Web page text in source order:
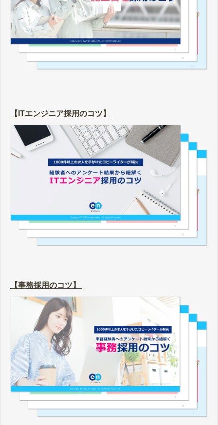
【ITエンジニア採用のコツ】
【事務採用のコツ】